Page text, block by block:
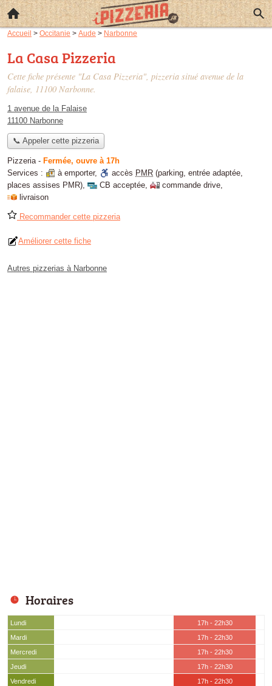
Accueil > Occitanie > Aude > Narbonne
La Casa Pizzeria
Cette fiche présente "La Casa Pizzeria", pizzeria situé avenue de la
falaise, 11100 Narbonne.
1 avenue de la Falaise
11100 Narbonne
📞 Appeler cette pizzeria
Pizzeria- Fermée, ouvre à 17h
Services :
à emporter, accès PMR (parking, entrée adaptée,
places assises PMR), CB acceptée, commande drive,
livraison
Recommander cette pizzeria
Améliorer cette fiche
Autres pizzerias à Narbonne
Horaires
Lundi
17h - 22h30
Mardi
17h - 22h30
Mercredi
17h - 22h30
Jeudi
17h - 22h30
Vendredi
17h - 22h30